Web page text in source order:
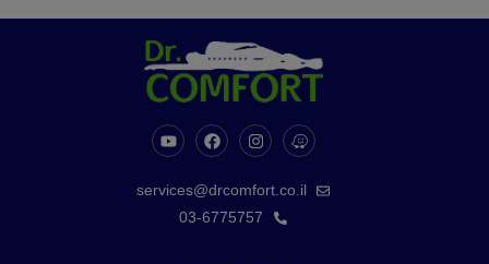
services@drcomfort.co.il
03-6775757